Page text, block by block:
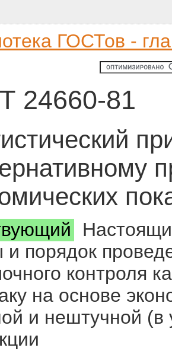
ГОСТов -
24660-81
порядок
контроля
на основе
и нештучной (в